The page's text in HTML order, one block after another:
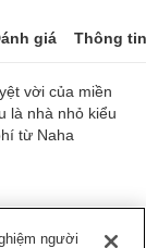
giá Thông
vời của miền
là nhà nhỏ kiểu
từ Naha
người